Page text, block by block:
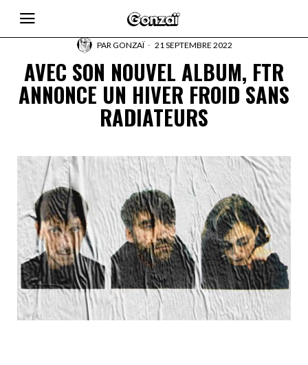
PARGONZAÏ 21 SEPTEMBRE 2022
AVEC SON NOUVEL ALBUM, FTR
ANNONCE UN HIVER FROID SANS
RADIATEURS